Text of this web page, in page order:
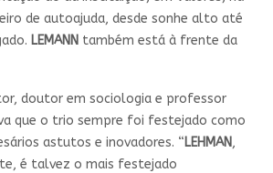
de autoajuda, desde sonhe alto até
LEMANN também está à frente da
doutor em sociologia e professor
que o trio sempre foi festejado como
astutos e inovadores. “LEHMAN,
é talvez o mais festejado